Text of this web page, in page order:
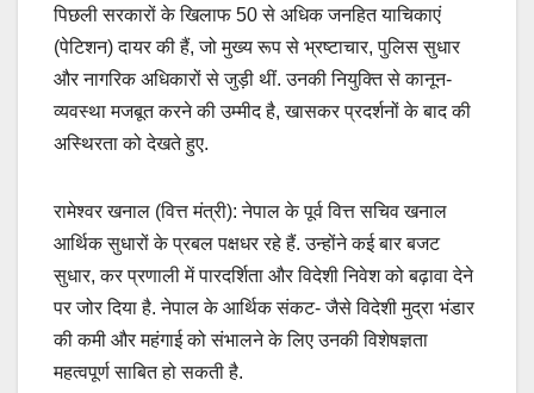
पिछली सरकारों के खिलाफ 50 से अधिक जनहित याचिकाएं
(पेटिशन) दायर की हैं, जो मुख्य रूप से भ्रष्टाचार, पुलिस सुधार
और नागरिक अधिकारों से जुड़ी थीं. उनकी नियुक्ति से कानून-
व्यवस्था मजबूत करने की उम्मीद है, खासकर प्रदर्शनों के बाद की
अस्थिरता को देखते हुए.
रामेश्वर खनाल (वित्त मंत्री): नेपाल के पूर्व वित्त सचिव खनाल
आर्थिक सुधारों के प्रबल पक्षधर रहे हैं. उन्होंने कई बार बजट
सुधार, कर प्रणाली में पारदर्शिता और विदेशी निवेश को बढ़ावा देने
पर जोर दिया है. नेपाल के आर्थिक संकट- जैसे विदेशी मुद्रा भंडार
की कमी और महंगाई को संभालने के लिए उनकी विशेषज्ञता
महत्वपूर्ण साबित हो सकती है.